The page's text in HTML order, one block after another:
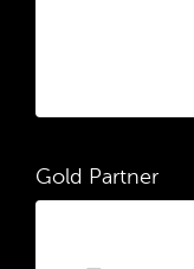
Gold Partner